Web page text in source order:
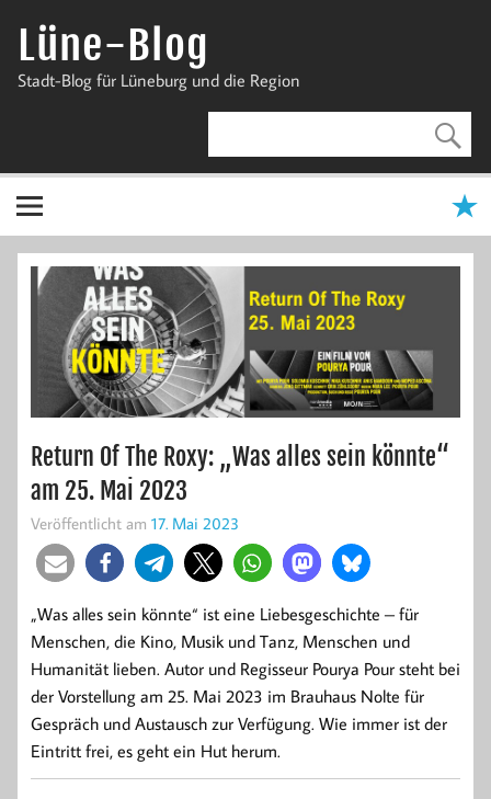
InhaltLüne-Blog
Stadt-Blog für Lüneburg und die Region
Return Of The Roxy: „Was alles sein könnte“
am 25. Mai 2023
Veröffentlicht am 17. Mai 2023
„Was alles sein könnte“ ist eine Liebesgeschichte – für
Menschen, die Kino, Musik und Tanz, Menschen und
Humanität lieben. Autor und Regisseur Pourya Pour steht bei
der Vorstellung am 25. Mai 2023 im Brauhaus Nolte für
Gespräch und Austausch zur Verfügung. Wie immer ist der
Eintritt frei, es geht ein Hut herum.